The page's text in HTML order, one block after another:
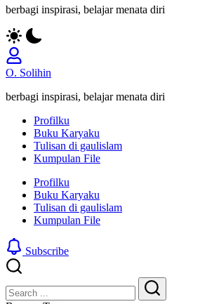
berbagi inspirasi, belajar menata diri
O. Solihin
berbagi inspirasi, belajar menata diri
Profilku
Buku Karyaku
Tulisan di gaulislam
Kumpulan File
Profilku
Buku Karyaku
Tulisan di gaulislam
Kumpulan File
Subscribe
Search